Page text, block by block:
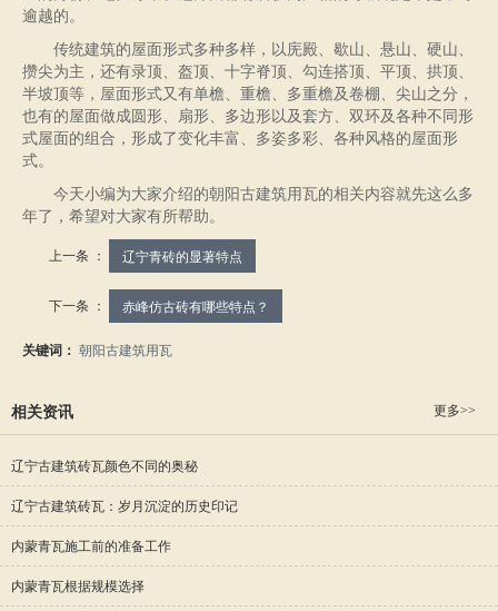
逾越的。
传统建筑的屋面形式多种多样，以庑殿、歇山、悬山、硬山、
攒尖为主，还有录顶、盔顶、十字脊顶、勾连搭顶、平顶、拱顶、
半坡顶等，屋面形式又有单檐、重檐、多重檐及卷棚、尖山之分，
也有的屋面做成圆形、扇形、多边形以及套方、双环及各种不同形
式屋面的组合，形成了变化丰富、多姿多彩、各种风格的屋面形
式。
今天小编为大家介绍的朝阳古建筑用瓦的相关内容就先这么多
年了，希望对大家有所帮助。
上一条 ： 辽宁青砖的显著特点
下一条 ： 赤峰仿古砖有哪些特点？
关键词： 朝阳古建筑用瓦
相关资讯 更多>>
辽宁古建筑砖瓦颜色不同的奥秘
辽宁古建筑砖瓦：岁月沉淀的历史印记
内蒙青瓦施工前的准备工作
内蒙青瓦根据规模选择